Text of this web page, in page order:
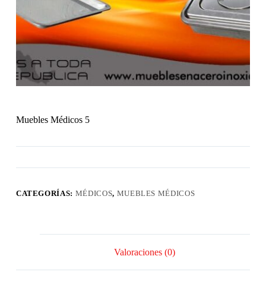
Muebles Médicos 5
CATEGORÍAS: MÉDICOS, MUEBLES MÉDICOS
Valoraciones (0)